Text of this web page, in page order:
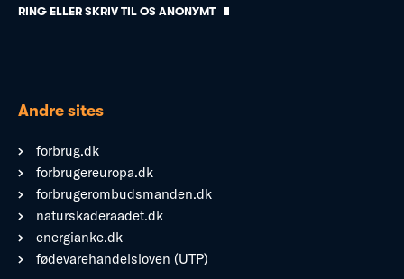
RING ELLER SKRIV TIL OS ANONYMT
Andre sites
forbrug.dk
forbrugereuropa.dk
forbrugerombudsmanden.dk
naturskaderaadet.dk
energianke.dk
fødevarehandelsloven (UTP)